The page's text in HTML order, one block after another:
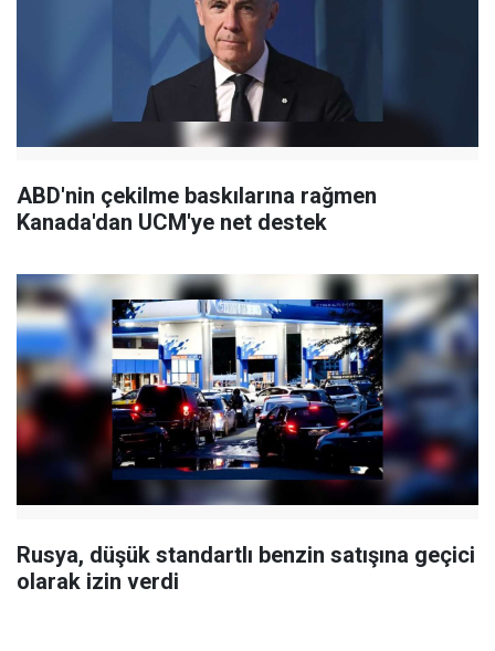
ABD'nin çekilme baskılarına rağmen
Kanada'dan UCM'ye net destek
Rusya, düşük standartlı benzin satışına geçici
olarak izin verdi